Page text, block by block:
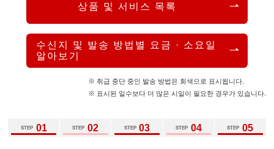
상품 및 서비스 목록
수신지 및 발송 방법별 요금 · 소요일
알아보기
※ 취급 중단 중인 발송 방법은 회색으로 표시됩니다.
※ 표시된 일수보다 더 많은 시일이 필요한 경우가 있습니다.
STEP 01 STEP 02 STEP 03 STEP 04 STEP 05